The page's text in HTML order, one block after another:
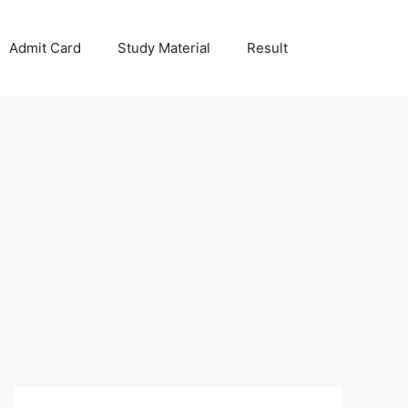
Admit Card Study Material Result